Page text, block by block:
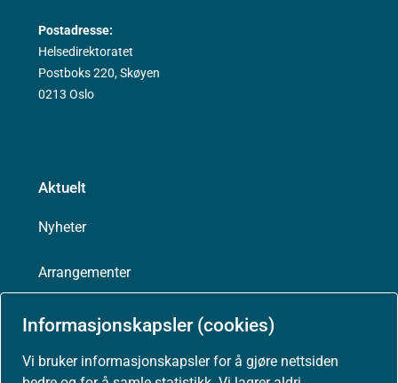
Informasjonskapsler (cookies)
Vi bruker informasjonskapsler for å gjøre nettsiden
Postadresse:
Helsedirektoratet
Postboks 220, Skøyen
0213 Oslo
Aktuelt
Nyheter
Arrangementer
Høringer
Presse